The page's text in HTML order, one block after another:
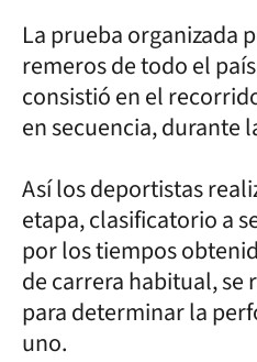
La prueba organizada
remeros de todo el
consistió en el
en secuencia, durante
Así los deportistas
etapa, clasificatorio a
por los tiempos
de carrera habitual, se
para determinar la
uno.